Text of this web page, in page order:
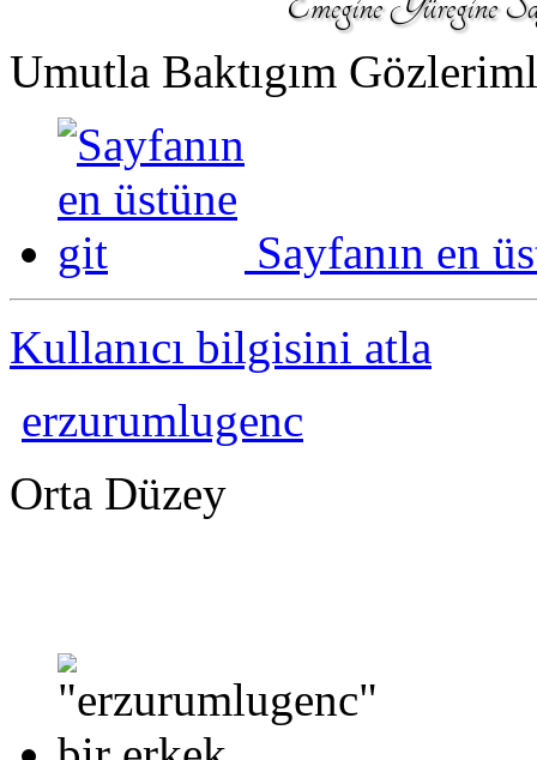
Umutla Baktıgım
Sayfanın en
Kullanıcı bilgisini atla
erzurumlugenc
Orta Düzey